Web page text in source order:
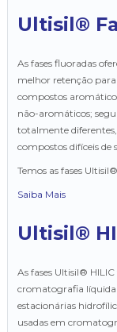
Ultisil®
As fases fluoradas
melhor retenção
compostos
não-aromáticos;
totalmente
compostos difíceis de
Temos as fases
Saiba Mais
Ultisil®
As fases Ultisil®
cromatografia líquida
estacionárias
usadas em